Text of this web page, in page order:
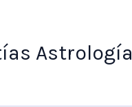
Astrología